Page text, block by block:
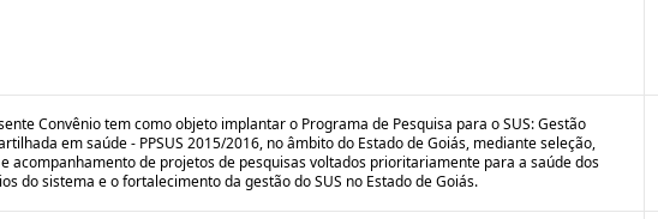
Convênio tem como objeto implantar o Programa de Pesquisa para o SUS: Gestão
em saúde - PPSUS 2015/2016, no âmbito do Estado de Goiás, mediante seleção,
acompanhamento de projetos de pesquisas voltados prioritariamente para a saúde dos
do sistema e o fortalecimento da gestão do SUS no Estado de Goiás.